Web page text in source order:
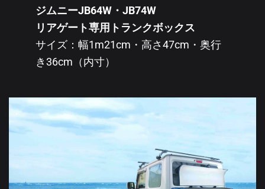
ジムニーJB64W・JB74W
リアゲート専用トランクボックス
サイズ：幅1m21cm・高さ47cm・奥行
き36cm（内寸）